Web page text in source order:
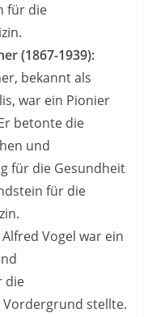
für die
(1867-1939):
bekannt als
war ein Pionier
betonte die
und
für die Gesundheit
für die
Alfred Vogel war ein
die
Vordergrund stellte.